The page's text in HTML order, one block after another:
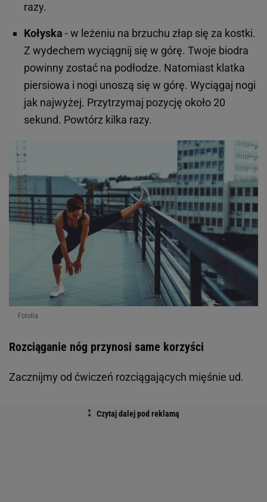
razy.
Kołyska - w leżeniu na brzuchu złap się za kostki.
Z wydechem wyciągnij się w górę. Twoje biodra
powinny zostać na podłodze. Natomiast klatka
piersiowa i nogi unoszą się w górę. Wyciągaj nogi
jak najwyżej. Przytrzymaj pozycję około 20
sekund. Powtórz kilka razy.
Fotolia
Rozciąganie nóg przynosi same korzyści
Zacznijmy od ćwiczeń rozciągających mięśnie ud.